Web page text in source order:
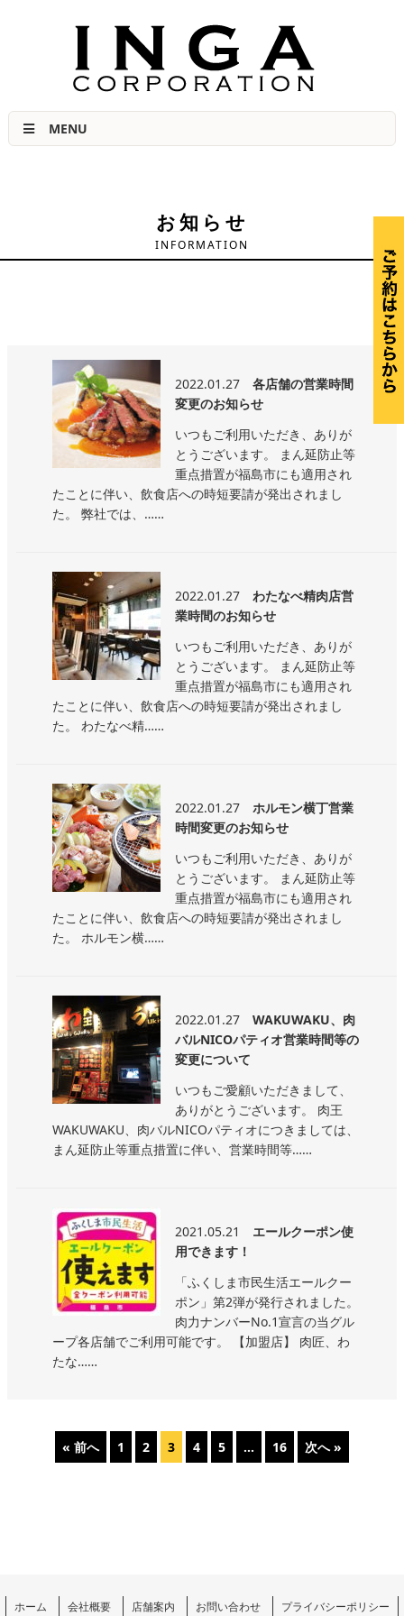
MENU
お知らせ
INFORMATION
2022.01.27
各店舗の営業時間
変更のお知らせ
いつもご利用いただき、ありが
とうございます。 まん延防止等
重点措置が福島市にも適用され
たことに伴い、飲食店への時短要請が発出されまし
た。 弊社では、……
2022.01.27
わたなべ精肉店営
業時間のお知らせ
いつもご利用いただき、ありが
とうございます。 まん延防止等
重点措置が福島市にも適用され
たことに伴い、飲食店への時短要請が発出されまし
た。 わたなべ精……
2022.01.27
ホルモン横丁営業
時間変更のお知らせ
いつもご利用いただき、ありが
とうございます。 まん延防止等
重点措置が福島市にも適用され
たことに伴い、飲食店への時短要請が発出されまし
た。 ホルモン横……
2022.01.27
WAKUWAKU、肉
バルNICOパティオ営業時間等の
変更について
いつもご愛顧いただきまして、
ありがとうございます。 肉王
WAKUWAKU、肉バルNICOパティオにつきましては、
まん延防止等重点措置に伴い、営業時間等……
2021.05.21
エールクーポン使
用できます！
「ふくしま市民生活エールクー
ポン」第2弾が発行されました。
肉力ナンバーNo.1宣言の当グル
ープ各店舗でご利用可能です。 【加盟店】 肉匠、わ
たな……
« 前へ 1 2 3 4 5 … 16 次へ »
ホーム 会社概要 店舗案内 お問い合わせ プライバシーポリシー